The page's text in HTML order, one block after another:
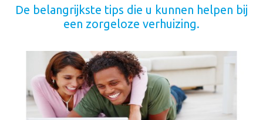
De belangrijkste tips die u kunnen helpen bij
een zorgeloze verhuizing.